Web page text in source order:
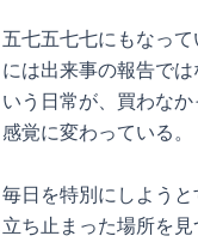
七五七七にもなっ
は出来事の報告で
う日常が、買わな
覚に変わっている。
日を特別にしよう
ち止まった場所を